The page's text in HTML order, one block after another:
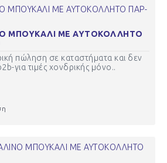
ΜΠΟΥΚΑΛΙ ΜΕ ΑΥΤΟΚΟΛΛΗΤΟ
πώληση σε καταστήματα και δεν
για τιμές χονδρικής μόνο..